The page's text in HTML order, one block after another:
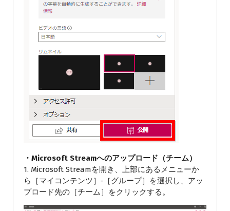
・Microsoft Streamへのアップロード（チーム）
1. Microsoft Streamを開き、上部にあるメニューか
ら［マイコンテンツ］‐［グループ］を選択し、アッ
プロード先の［チーム］をクリックする。